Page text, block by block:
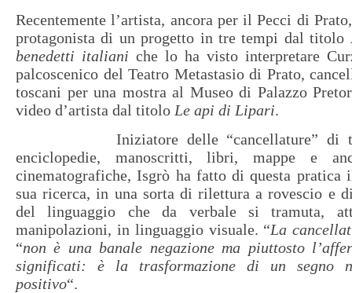
Recentemente l’artista, ancora per il Pecci di
protagonista di un progetto in tre tempi dal titolo
benedetti italiani che lo ha visto interpretare
palcoscenico del Teatro Metastasio di Prato,
toscani per una mostra al Museo di Palazzo
video d’artista dal titolo Le api di Lipari.
Iniziatore delle “cancellature” di
enciclopedie, manoscritti, libri, mappe e
cinematografiche, Isgrò ha fatto di questa
sua ricerca, in una sorta di rilettura a rovescio e
del linguaggio che da verbale si tramuta,
manipolazioni, in linguaggio visuale. “La
“non è una banale negazione ma piuttosto
significati: è la trasformazione di un segno
positivo“.